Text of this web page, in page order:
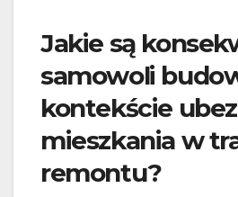
Jakie są
samowoli
kontekście
mieszkania w
remontu?